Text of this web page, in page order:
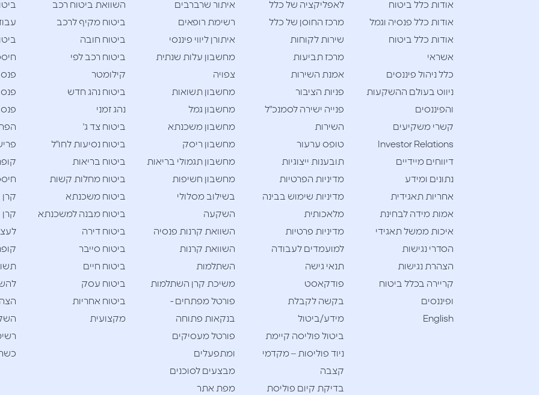
אודות כלל ביטוח
אודות כלל פנסיה וגמל
אודות כלל ביטוח
אשראי
כלל ניהול פיננסים
ניווט בעולם ההשקעות
והפיננסים
קשרי משקיעים
Investor Relations
דיווחים מיידיים
נתונים ומידע
אחריות תאגידית
אמות מידה לבחינת
איכות ממשל תאגידי
הסדרי נגישות
הצהרת נגישות
קריירה בכלל ביטוח
ופיננסים
English
לאפליקציה של כלל
מרכז החוסן של כלל
שירות לקוחות
מרכז תביעות
אמנת השירות
פניות הציבור
פנייה ישירה לסמנכ"ל
השירות
טופס ערעור
תובענות ייצוגיות
מדיניות הפרטיות
מדיניות שימוש בבינה
מלאכותית
מדיניות פרטיות
למועמדים לעבודה
תנאי גישה
פודקאסט
בקשה לקבלת
מידע/ביטול
ביטול פוליסה קיימת
ניוד פוליסות – מקדמי
קצבה
בדיקת קיום פוליסת
איתור שרברבים
רשימת רופאים
איתורן ליווי פיננסי
מחשבון עלות שנתית
צפויה
מחשבון תשואות
מחשבון גמל
מחשבון משכנתא
מחשבון ריסק
מחשבון תגמולי בריאות
מחשבון חשיפות
בשילוב מסלולי
השקעה
השוואת קרנות פנסיה
השוואת קרנות
השתלמות
משיכת קרן השתלמות
פורטל מפתחים -
בנקאות פתוחה
פורטל מעסיקים
ומתפעלים
מבצעים לסוכנים
מפת אתר
השוואת ביטוח רכב
ביטוח מקיף לרכב
ביטוח חובה
ביטוח רכב לפי
קילומטר
ביטוח נהג חדש
נהג זמני
ביטוח צד ג'
ביטוח נסיעות לחו"ל
ביטוח בריאות
ביטוח מחלות קשות
ביטוח משכנתא
ביטוח מבנה למשכנתא
ביטוח דירה
ביטוח סייבר
ביטוח חיים
ביטוח עסק
ביטוח אחריות
מקצועית